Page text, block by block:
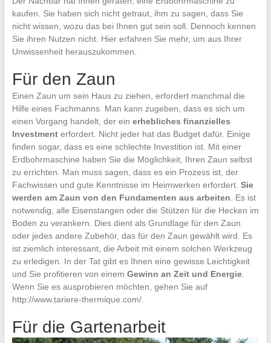
kaufen. Sie haben sich nicht getraut, ihm zu sagen, dass Sie
nicht wissen, wozu das bei Ihnen gut sein soll. Dennoch kennen
Sie ihren Nutzen nicht. Hier erfahren Sie mehr, um aus Ihrer
Unwissenheit herauszukommen.
Für den Zaun
Einen Zaun um sein Haus zu ziehen, erfordert manchmal die
Hilfe eines Fachmanns. Man kann zugeben, dass es sich um
einen Vorgang handelt, der ein erhebliches finanzielles
Investmenterfordert. Nicht jeder hat das Budget dafür. Einige
finden sogar, dass es eine schlechte Investition ist. Mit einer
Erdbohrmaschine haben Sie die Möglichkeit, Ihren Zaun selbst
zu errichten. Man muss sagen, dass es ein Prozess ist, der
Fachwissen und gute Kenntnisse im Heimwerken erfordert. Sie
werden am Zaun von den Fundamenten aus arbeiten . Es ist
notwendig, alle Eisenstangen oder die Stützen für die Hecken im
Boden zu verankern. Dies dient als Grundlage für den Zaun
oder jedes andere Zubehör, das für den Zaun gewählt wird. Es
ist ziemlich interessant, die Arbeit mit einem solchen Werkzeug
zu erledigen. In der Tat gibt es Ihnen eine gewisse Leichtigkeit
und Sie profitieren von einem Gewinn an Zeit und Energie.
Wenn Sie es ausprobieren möchten, gehen Sie auf
http://www.tariere-thermique.com/.
Für die Gartenarbeit